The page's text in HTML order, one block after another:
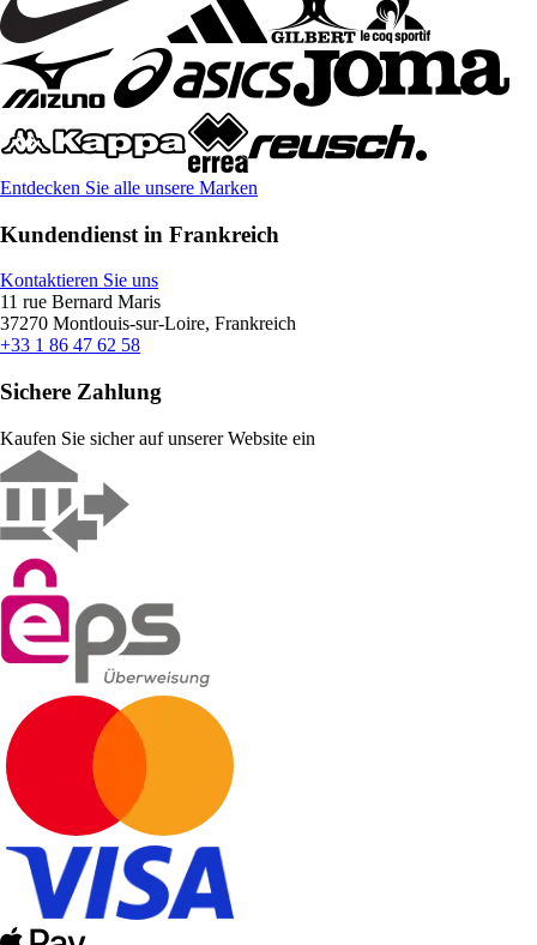
Entdecken Sie alle unsere Marken
Kundendienst in Frankreich
Kontaktieren Sie uns
11 rue Bernard Maris
37270 Montlouis-sur-Loire, Frankreich
+33 1 86 47 62 58
Sichere Zahlung
Kaufen Sie sicher auf unserer Website ein